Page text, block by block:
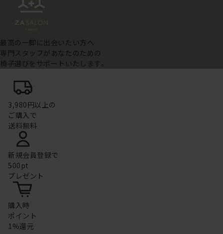
最高の一脚に出会いたい方へ
専門スタッフがあなたのための
椅子選びをサポートいたします。
3,980円以上の
ご購入で
送料無料
新規会員登録で
500pt
プレゼント
購入時
ポイント
1%還元